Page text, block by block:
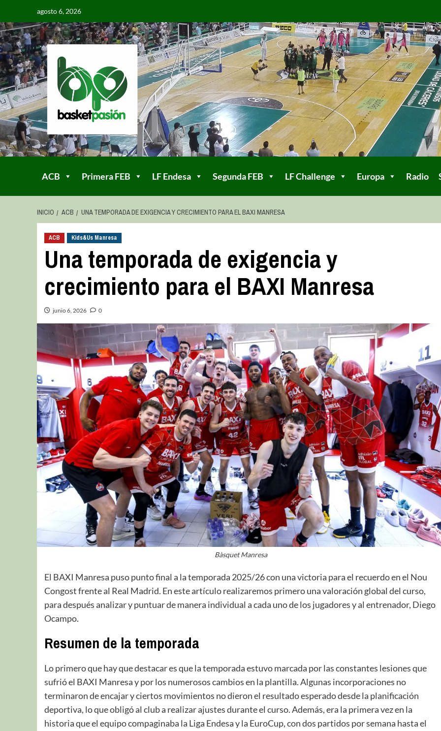
agosto 6, 2026
ACB Primera FEB LF Endesa Segunda FEB LF Challenge Europa Radio
INICIO ACB UNA TEMPORADA DE EXIGENCIA Y CRECIMIENTO PARA EL BAXI MANRESA
ACB Kids&Us Manresa
Una temporada de exigencia y
crecimiento para el BAXI Manresa
junio 6, 2026 0
Bàsquet Manresa
El BAXI Manresa puso punto final a la temporada 2025/26 con una victoria para el recuerdo en el Nou
Congost frente al Real Madrid. En este artículo realizaremos primero una valoración global del curso,
para después analizar y puntuar de manera individual a cada uno de los jugadores y al entrenador, Diego
Ocampo.
Resumen de la temporada
Lo primero que hay que destacar es que la temporada estuvo marcada por las constantes lesiones que
sufrió el BAXI Manresa y por los numerosos cambios en la plantilla. Algunas incorporaciones no
terminaron de encajar y ciertos movimientos no dieron el resultado esperado desde la planificación
deportiva, lo que obligó al club a realizar ajustes durante el curso. Además, era la primera vez en la
historia que el equipo compaginaba la Liga Endesa y la EuroCup, con dos partidos por semana hasta el
La entrevista bTactic
La entrevista bTactic
mayo 7, 2026
0
Nos hacemos mayores. Vamos creciendo. Tanto así
sus cambios. Cambio que...